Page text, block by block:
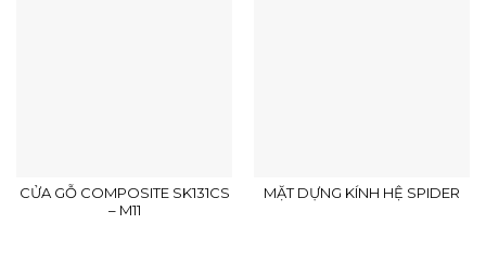
CỬA GỖ COMPOSITE SK131CS
– M11
MẶT DỰNG KÍNH HỆ SPIDER